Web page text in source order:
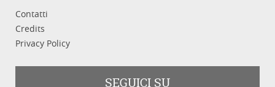
Contatti
Credits
Privacy Policy
SEGUICI SU